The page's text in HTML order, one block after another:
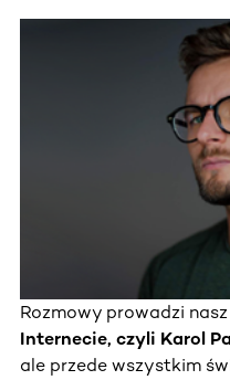
Rozmowy prowadzi nasz
Internecie, czyli Karol
ale przede wszystkim